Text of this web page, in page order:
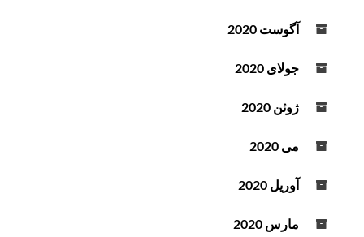
آگوست 2020
جولای 2020
ژوئن 2020
می 2020
آوریل 2020
مارس 2020